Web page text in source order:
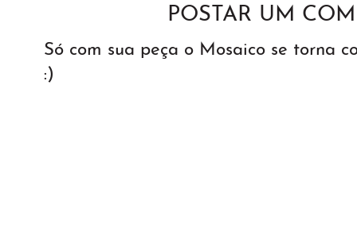
POSTAR UM
Só com sua peça o Mosaico se torna
:)